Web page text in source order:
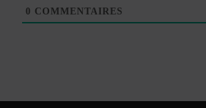
0 COMMENTAIRES